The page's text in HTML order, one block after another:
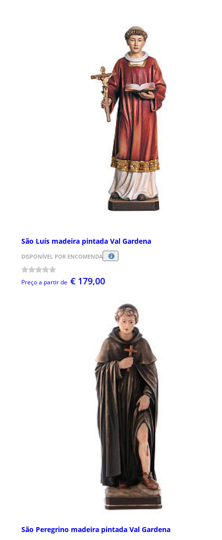
São Luís madeira pintada Val Gardena
DISPONÍVEL POR ENCOMENDA
Preço a partir de € 179,00
São Peregrino madeira pintada Val Gardena